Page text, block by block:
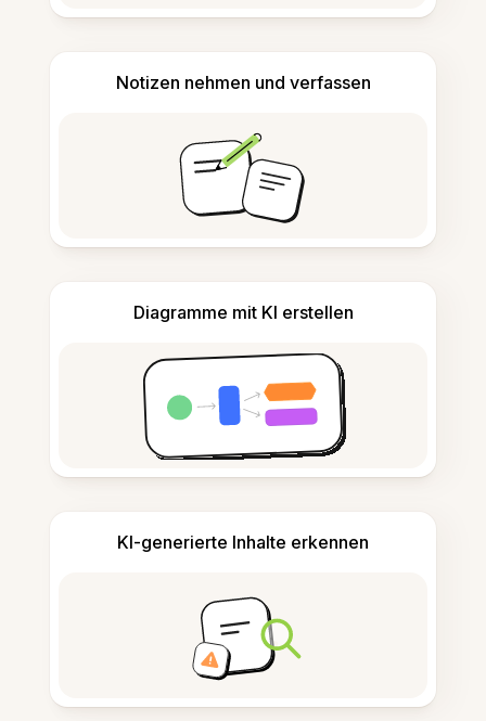
Notizen nehmen und verfassen
Diagramme mit KI erstellen
KI-generierte Inhalte erkennen